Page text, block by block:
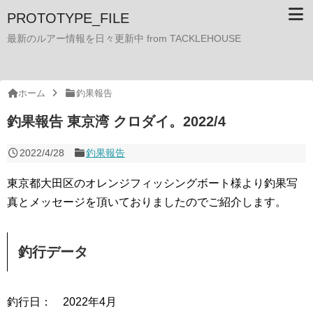
PROTOTYPE_FILE
最新のルアー情報を日々更新中 from TACKLEHOUSE
ホーム 釣果報告
釣果報告 東京湾 クロダイ。2022/4
2022/4/28 釣果報告
東京都大田区のオレンジフィッシングボート様より釣果写
真とメッセージを頂いておりましたのでご紹介します。
釣行データ
釣行日： 2022年4月